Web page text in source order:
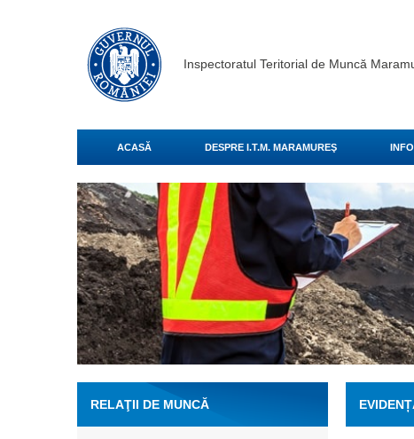
Inspectoratul Teritorial de Muncă
ACASĂ DESPRE I.T.M. MARAMUREŞ
RELAŢII DE MUNCĂ